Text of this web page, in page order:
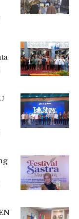
yang dilakukan
dapat
kualitas
yakin diskusi kita
di masa
pendanaan,”
Zulqarnain Noor
hangat
profesional
terima
baik kepada